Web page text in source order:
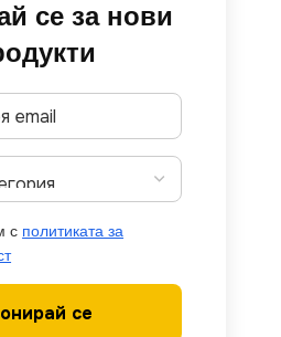
се за нови
с политиката за
се